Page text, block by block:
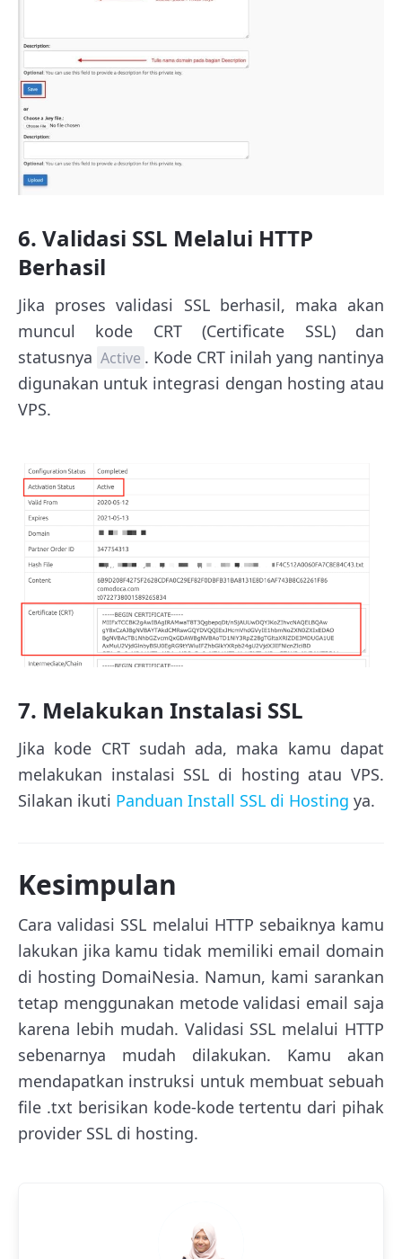
6. Validasi SSL Melalui HTTP
Berhasil
Jika proses validasi SSL berhasil, maka akan
muncul kode CRT (Certificate SSL) dan
statusnya Active . Kode CRT inilah yang nantinya
digunakan untuk integrasi dengan hosting atau
VPS.
7. Melakukan Instalasi SSL
Jika kode CRT sudah ada, maka kamu dapat
melakukan instalasi SSL di hosting atau VPS.
Silakan ikuti Panduan Install SSL di Hosting ya.
Kesimpulan
Cara validasi SSL melalui HTTP sebaiknya kamu
lakukan jika kamu tidak memiliki email domain
di hosting DomaiNesia. Namun, kami sarankan
tetap menggunakan metode validasi email saja
karena lebih mudah. Validasi SSL melalui HTTP
sebenarnya mudah dilakukan. Kamu akan
mendapatkan instruksi untuk membuat sebuah
file .txt berisikan kode-kode tertentu dari pihak
provider SSL di hosting.